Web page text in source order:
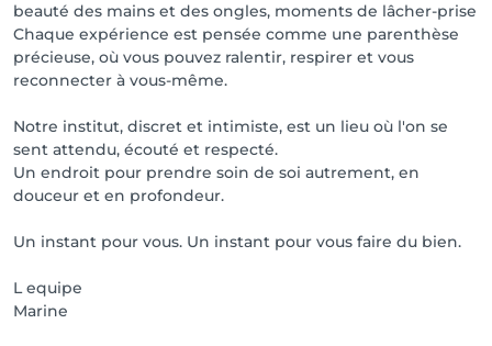
beauté des mains et des ongles, moments de lâcher-prise
Chaque expérience est pensée comme une parenthèse
précieuse, où vous pouvez ralentir, respirer et vous
reconnecter à vous-même.
Notre institut, discret et intimiste, est un lieu où l'on se
sent attendu, écouté et respecté.
Un endroit pour prendre soin de soi autrement, en
douceur et en profondeur.
Un instant pour vous. Un instant pour vous faire du bien.
L equipe
Marine